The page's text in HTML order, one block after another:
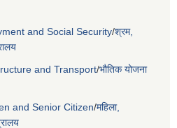
and Social Security/श्रम,
and Transport/भौतिक योजना
and Senior Citizen/महिला,